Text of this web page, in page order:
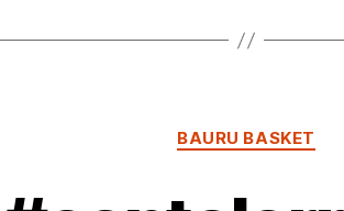
Categorias
BAURU BASKET